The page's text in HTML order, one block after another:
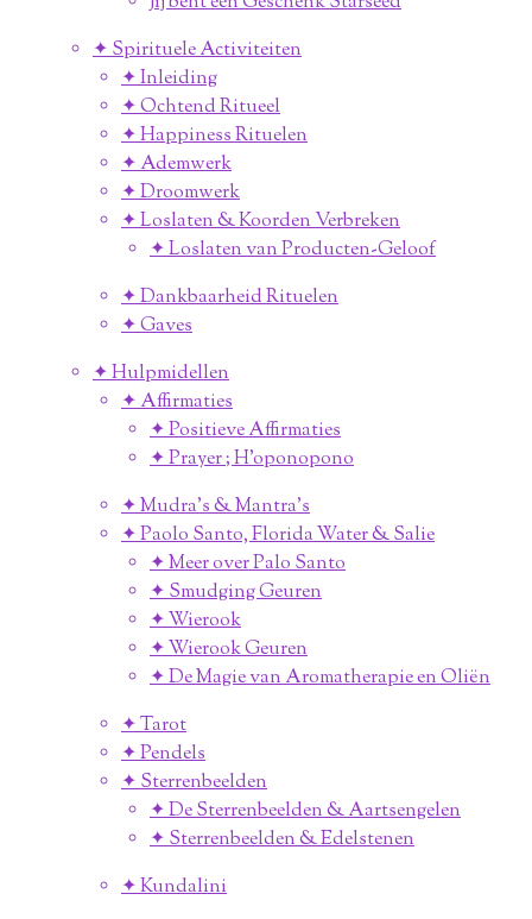
✦ Spirituele Activiteiten
✦ Inleiding
✦ Ochtend Ritueel
✦ Happiness Rituelen
✦ Ademwerk
✦ Droomwerk
✦ Loslaten & Koorden Verbreken
✦ Loslaten van Producten-Geloof
✦ Dankbaarheid Rituelen
✦ Gaves
✦ Hulpmidellen
✦ Affirmaties
✦ Positieve Affirmaties
✦ Prayer ; H'oponopono
✦ Mudra's & Mantra's
✦ Paolo Santo, Florida Water & Salie
✦ Meer over Palo Santo
✦ Smudging Geuren
✦ Wierook
✦ Wierook Geuren
✦ De Magie van Aromatherapie en Oliën
✦ Tarot
✦ Pendels
✦ Sterrenbeelden
✦ De Sterrenbeelden & Aartsengelen
✦ Sterrenbeelden & Edelstenen
✦ Kundalini